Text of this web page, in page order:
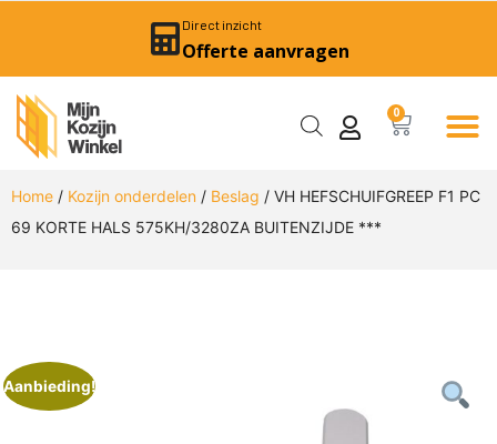
Direct inzicht
Offerte aanvragen
0
Home / Kozijn onderdelen / Beslag / VH HEFSCHUIFGREEP F1 PC
69 KORTE HALS 575KH/3280ZA BUITENZIJDE ***
Aanbieding!